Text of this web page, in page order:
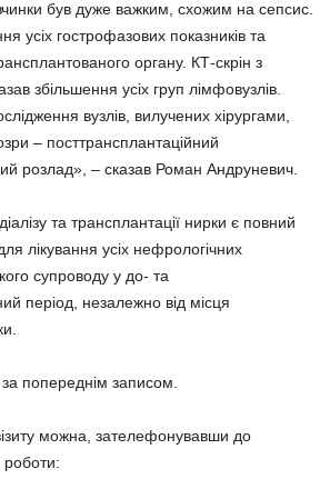
був дуже важким, схожим на сепсис.
усіх гострофазових показників та
органу. КТ-скрін з
збільшення усіх груп лімфовузлів.
вузлів, вилучених хірургами,
– посттрансплантаційний
розлад», – сказав Роман Андруневич.
та трансплантації нирки є повний
лікування усіх нефрологічних
супроводу у до- та
період, незалежно від місця
попереднім записом.
можна, зателефонувавши до
роботи: